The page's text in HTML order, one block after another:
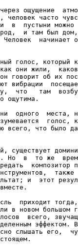
ощущение
часто
в  пустыни можно
и там был
начинает
голос, который
они жили,
говорит об их
вибрации
что   там
ощутима.
одного  места,
голос,
всего, что было
существует
Но  в  то же
композитор
и  этот
приходит
в новом большом
всего,
эффектом.
слышать его,